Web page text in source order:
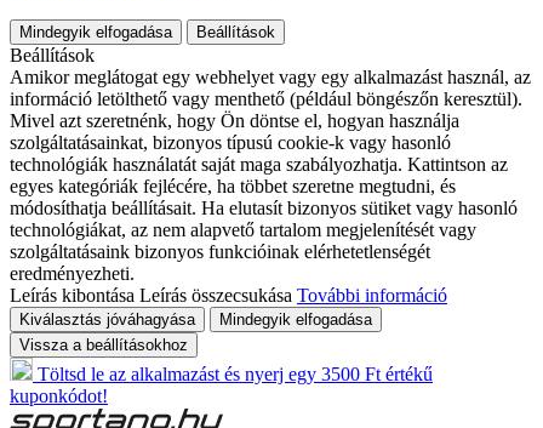
Mindegyik elfogadása Beállítások
Beállítások
Amikor meglátogat egy webhelyet vagy egy alkalmazást használ, az
információ letölthető vagy menthető (például böngészőn keresztül).
Mivel azt szeretnénk, hogy Ön döntse el, hogyan használja
szolgáltatásainkat, bizonyos típusú cookie-k vagy hasonló
technológiák használatát saját maga szabályozhatja. Kattintson az
egyes kategóriák fejlécére, ha többet szeretne megtudni, és
módosíthatja beállításait. Ha elutasít bizonyos sütiket vagy hasonló
technológiákat, az nem alapvető tartalom megjelenítését vagy
szolgáltatásaink bizonyos funkcióinak elérhetetlenségét
eredményezheti.
Leírás kibontása Leírás összecsukása További információ
Kiválasztás jóváhagyása
Mindegyik elfogadása
Vissza a beállításokhoz
Töltsd le az alkalmazást és nyerj egy 3500 Ft értékű
kuponkódot!